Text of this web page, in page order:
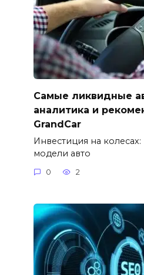
Самые ликвидные
аналитика и
GrandCar
Инвестиция на
модели авто
0 2